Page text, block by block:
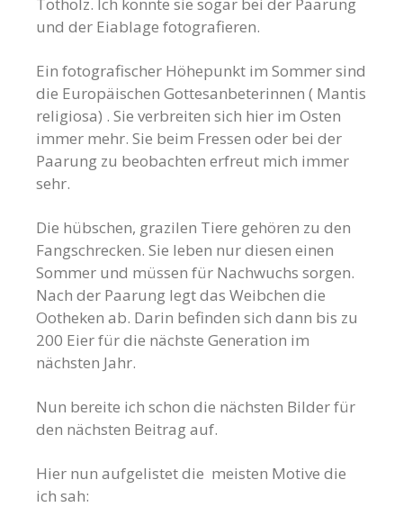
und der Eiablage fotografieren.
Ein fotografischer Höhepunkt im Sommer sind
die Europäischen Gottesanbeterinnen ( Mantis
religiosa) . Sie verbreiten sich hier im Osten
immer mehr. Sie beim Fressen oder bei der
Paarung zu beobachten erfreut mich immer
sehr.
Die hübschen, grazilen Tiere gehören zu den
Fangschrecken. Sie leben nur diesen einen
Sommer und müssen für Nachwuchs sorgen.
Nach der Paarung legt das Weibchen die
Ootheken ab. Darin befinden sich dann bis zu
200 Eier für die nächste Generation im
nächsten Jahr.
Nun bereite ich schon die nächsten Bilder für
den nächsten Beitrag auf.
Hier nun aufgelistet die meisten Motive die
ich sah: